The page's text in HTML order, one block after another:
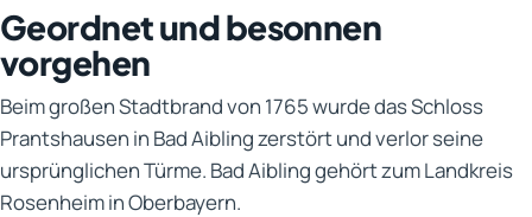
Geordnet und besonnen
vorgehen
Beim großen Stadtbrand von 1765 wurde das Schloss
Prantshausen in Bad Aibling zerstört und verlor seine
ursprünglichen Türme. Bad Aibling gehört zum Landkreis
Rosenheim in Oberbayern.